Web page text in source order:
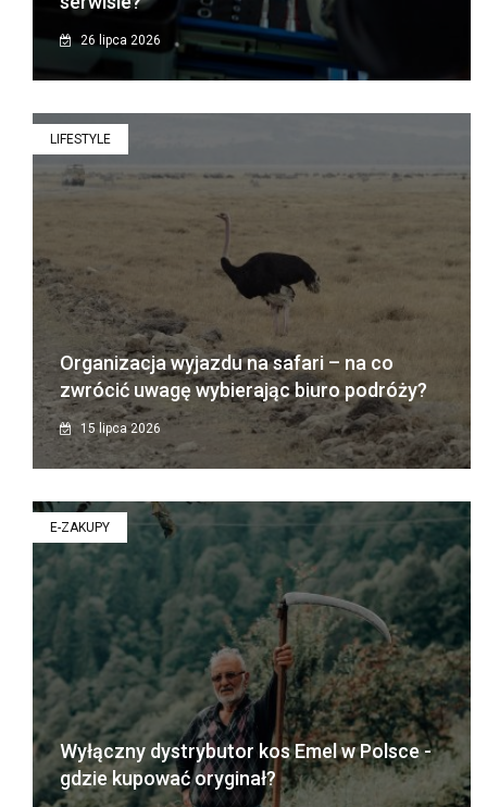
26 lipca 2026
LIFESTYLE
Organizacja wyjazdu na safari – na co
zwrócić uwagę wybierając biuro podróży?
15 lipca 2026
E-ZAKUPY
Wyłączny dystrybutor kos Emel w Polsce -
gdzie kupować oryginał?